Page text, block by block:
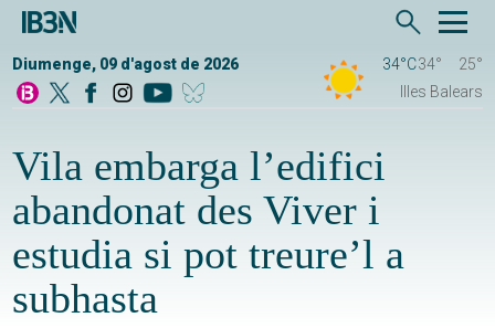
Diumenge, 09 d'agost de 2026 34°C34°
25°
Illes Balears
Vila embarga l’edifici
abandonat des Viver i
estudia si pot treure’l a
subhasta